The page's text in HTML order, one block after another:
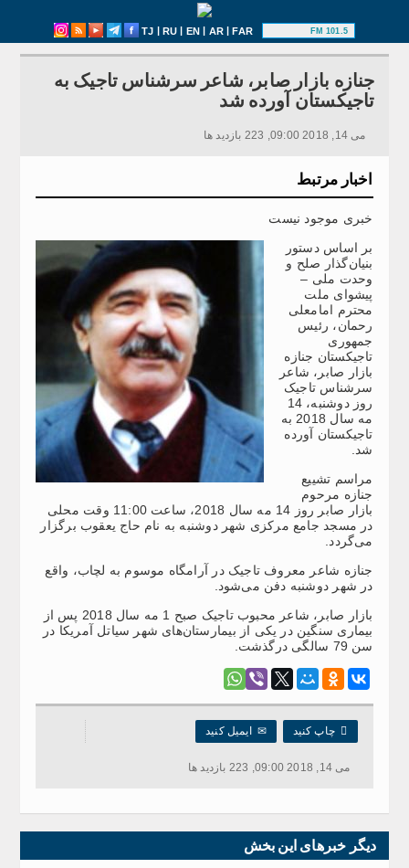
TJ | RU | EN | AR|FAR 101.5 FM
جنازه بازار صابر، شاعر سرشناس تاجیک به
تاجیکستان آورده شد
می 14, 2018 09:00, 223 بازدید ها
اخبار مرتبط
خبری موجود نیست
بر اساس دستور
بنیان‌گذار صلح و
وحدت ملی –
پیشوای ملت
محترم امامعلی
رحمان، رئیس
جمهوری
تاجیکستان جنازه
بازار صابر، شاعر
سرشناس تاجیک
روز دوشنبه، 14
مه سال 2018 به
تاجیکستان آورده
شد.
مراسم تشییع
جنازه مرحوم
بازار صابر روز 14 مه سال 2018، ساعت 11:00 وقت محلی
در مسجد جامع مرکزی شهر دوشنبه به نام حاج یعقوب برگزار
می‌گردد.
جنازه شاعر معروف تاجیک در آرامگاه موسوم به لچاب، واقع
در شهر دوشنبه دفن می‌شود.
بازار صابر، شاعر محبوب تاجیک صبح 1 مه سال 2018 پس از
بیماری سنگین در یکی از بیمارستان‌های شهر سیاتل آمریکا در
سن 79 سالگی درگذشت.
 چاپ کنید ✉ایمیل کنید
می 14, 2018 09:00, 223 بازدید ها
دیگر خبرهای این بخش